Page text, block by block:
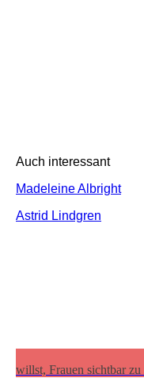
Auch interessant
Madeleine Albright
Astrid Lindgren
Spende für das
willst, Frauen sichtbar zu